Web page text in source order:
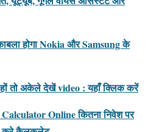
होगा Nokia और Samsung के
तो अकेले देखें video : यहाँ क्लिक करें
Online कितना निवेश पर